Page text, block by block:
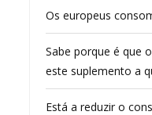
Os europeus
Sabe porque é que
este suplemento a
Está a reduzir o